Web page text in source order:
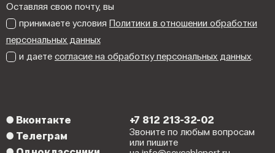
Оставляя свою почту, вы
принимаете условия Политики в отношении обработки
персональных данных
и даете согласие на обработку персональных данных.
●Вконтакте
●Телеграм
+7 812 213-32-02
Звоните по любым вопросам
или пишите